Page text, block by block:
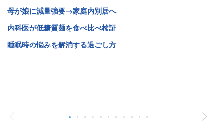
母が娘に減量強要→家庭内別居へ
内科医が低糖質麺を食べ比べ検証
睡眠時の悩みを解消する過ごし方